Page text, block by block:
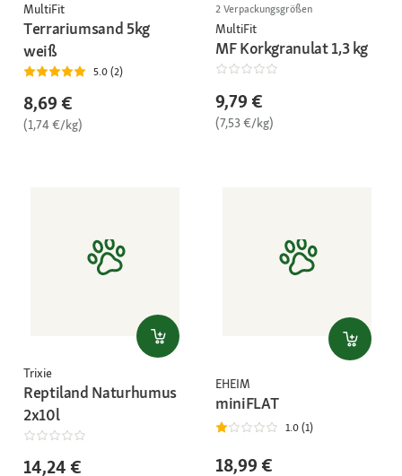
MultiFit
Terrariumsand 5kg
weiß
5.0 (2)
8,69 €
(1,74 €/kg)
2 Verpackungsgrößen
MultiFit
MF Korkgranulat 1,3 kg
9,79 €
(7,53 €/kg)
Trixie
Reptiland Naturhumus
2x10l
14,24 €
EHEIM
miniFLAT
1.0 (1)
18,99 €